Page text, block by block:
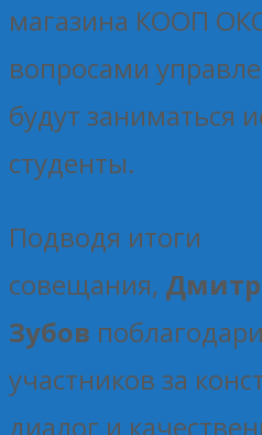
магазина КООП
вопросами
будут заниматься
студенты.
Подводя итоги
совещания,
Зубов
участников за
диалог и